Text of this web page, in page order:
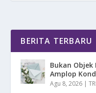
BERITA TERBARU
Bukan Objek
Amplop
Agu 8, 2026 |